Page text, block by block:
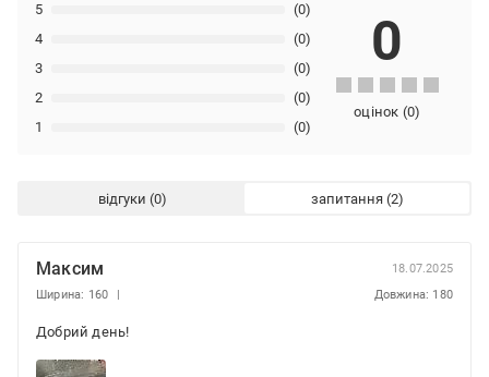
1 (0)
2 (0)
3 (0)
4 (0)
5 (0)
0
оцінок (0)
відгуки запитання
Максим
18.07.2025
Ширина: 160
Довжина: 180
Добрий день!